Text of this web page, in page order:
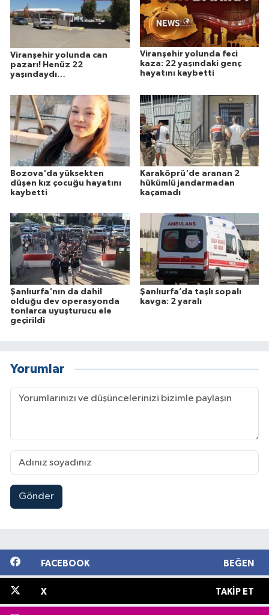
Viranşehir yolunda can
pazarı! Henüz 22
yaşındaydı…
Viranşehir yolunda feci
kaza: 22 yaşındaki genç
hayatını kaybetti
Bozova'da yüksekten
düşen kız çocuğu hayatını
kaybetti
Karaköprü'de aranan 2
hükümlü jandarmadan
kaçamadı
Şanlıurfa'nın da dahil
olduğu dev operasyonda
tonlarca uyuşturucu ele
geçirildi
Şanlıurfa’da taşlı sopalı
kavga: 2 yaralı
Yorumlar
Gönder
FACEBOOK BEĞEN
X TAKIP ET